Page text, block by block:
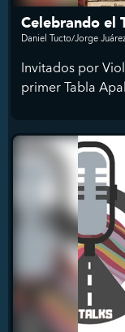
Celebrando el
Daniel Tucto/Jorge
Invitados por
primer Tabla